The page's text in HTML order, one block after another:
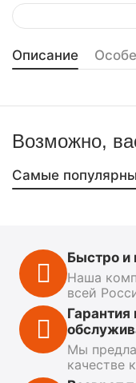
Описание
Возможно,
Самые
Быстро и
Наша
всей
Гарантия
Мы
качестве